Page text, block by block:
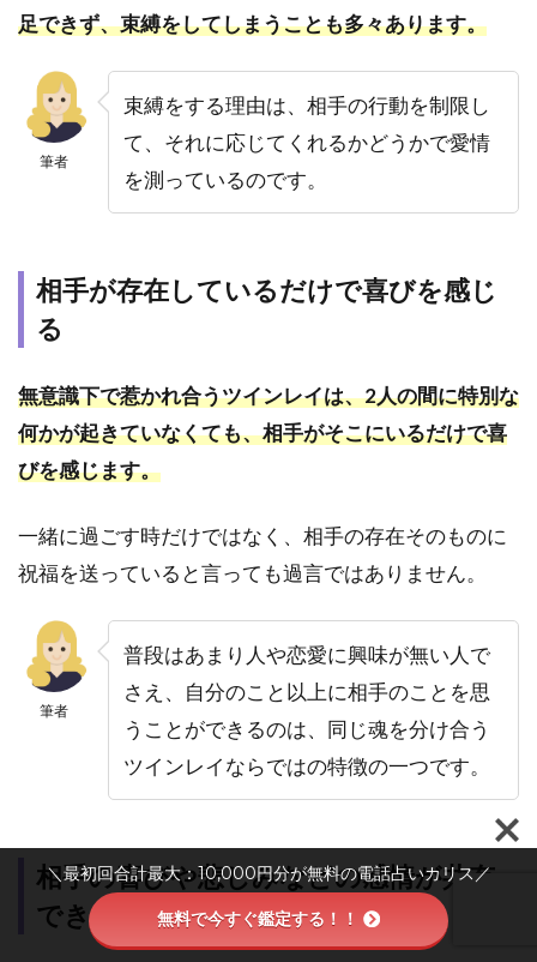
足できず、束縛をしてしまうことも多々あります。
筆者
束縛をする理由は、相手の行動を制限し
て、それに応じてくれるかどうかで愛情
を測っているのです。
相手が存在しているだけで喜びを感じ
る
無意識下で惹かれ合うツインレイは、2人の間に特別な
何かが起きていなくても、相手がそこにいるだけで喜
びを感じます。
一緒に過ごす時だけではなく、相手の存在そのものに
祝福を送っていると言っても過言ではありません。
筆者
普段はあまり人や恋愛に興味が無い人で
さえ、自分のこと以上に相手のことを思
うことができるのは、同じ魂を分け合う
ツインレイならではの特徴の一つです。
相手の喜びや悲しみなどの感情が共有
できる
＼最初回合計最大：10,000円分が無料の電話占いカリス／
無料で今すぐ鑑定する！！